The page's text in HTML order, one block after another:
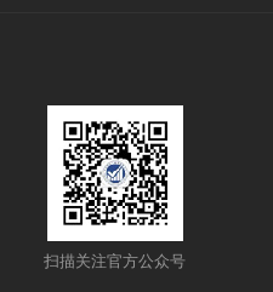
扫描关注官方公众号